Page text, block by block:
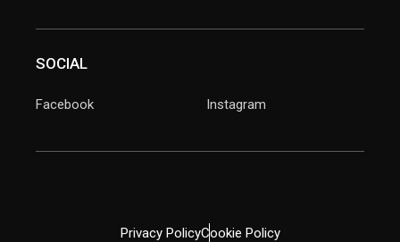
SOCIAL
Facebook Instagram
Privacy PolicyCookie Policy